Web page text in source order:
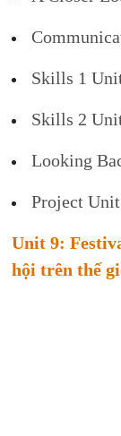
Skills 1
Skills 2
Looking
Project
Unit 9:
hội trên thế